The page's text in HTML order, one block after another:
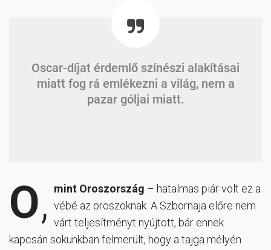
Oscar-díjat érdemlő színészi alakításai
miatt fog rá emlékezni a világ, nem a
pazar góljai miatt.
O, mint Oroszország – hatalmas piár volt ez a
vébé az oroszoknak. A Szbornaja előre nem
várt teljesítményt nyújtott, bár ennek
kapcsán sokunkban felmerült, hogy a tajga mélyén